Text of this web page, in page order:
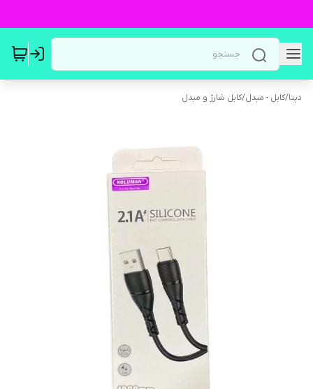
دپتا/کابل - مبدل/کابل شارژ و مبدل